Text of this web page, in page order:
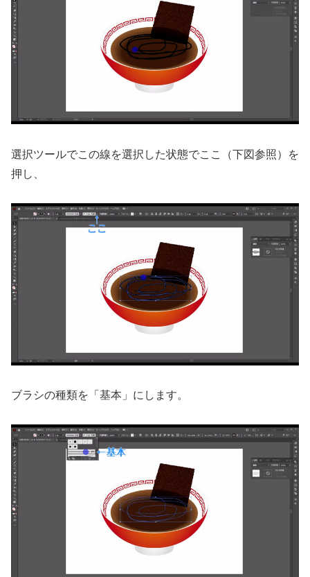
選択ツールでこの線を選択した状態でここ（下図参照）を
押し、
ブラシの種類を「基本」にします。